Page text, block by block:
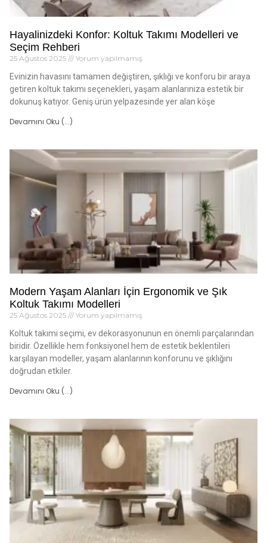
Hayalinizdeki Konfor: Koltuk Takımı Modelleri ve
Seçim Rehberi
25 Ağustos 2025 Yorum yapılmamış
Evinizin havasını tamamen değiştiren, şıklığı ve konforu bir araya
getiren koltuk takımı seçenekleri, yaşam alanlarınıza estetik bir
dokunuş katıyor. Geniş ürün yelpazesinde yer alan köşe
Devamını Oku (...)
Modern Yaşam Alanları İçin Ergonomik ve Şık
Koltuk Takımı Modelleri
25 Ağustos 2025 Yorum yapılmamış
Koltuk takımı seçimi, ev dekorasyonunun en önemli parçalarından
biridir. Özellikle hem fonksiyonel hem de estetik beklentileri
karşılayan modeller, yaşam alanlarının konforunu ve şıklığını
doğrudan etkiler.
Devamını Oku (...)